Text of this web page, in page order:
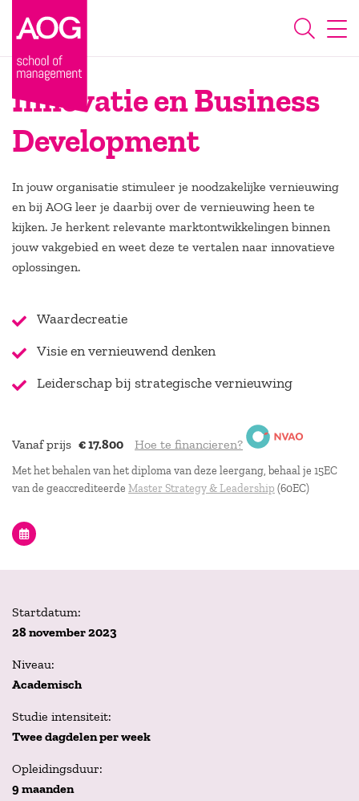
Innovatie en Business
Development
In jouw organisatie stimuleer je noodzakelijke vernieuwing
en bij AOG leer je daarbij over de vernieuwing heen te
kijken. Je herkent relevante marktontwikkelingen binnen
jouw vakgebied en weet deze te vertalen naar innovatieve
oplossingen.
Waardecreatie
Visie en vernieuwend denken
Leiderschap bij strategische vernieuwing
Vanaf prijs € 17.800 Hoe te financieren?
Met het behalen van het diploma van deze leergang, behaal je 15EC
van de geaccrediteerde Master Strategy & Leadership (60EC)
Startdatum:
28 november 2023
Niveau:
Academisch
Studie intensiteit:
Twee dagdelen per week
Opleidingsduur:
9 maanden